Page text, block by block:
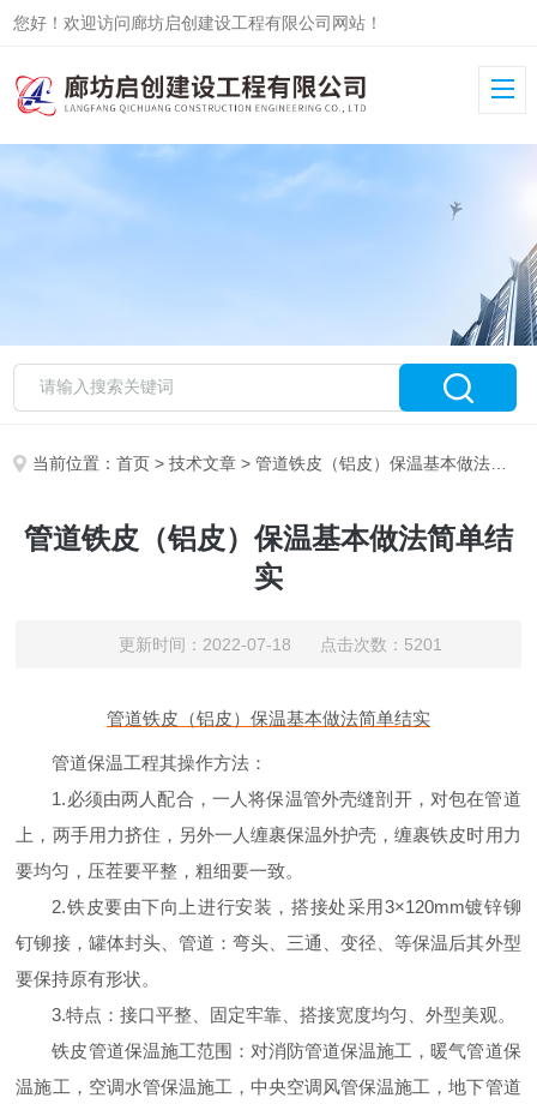
您好！欢迎访问廊坊启创建设工程有限公司网站！
当前位置：首页 >技术文章 > 管道铁皮（铝皮）保温基本做法简单结实
管道铁皮（铝皮）保温基本做法简单结
实
更新时间：2022-07-18 点击次数：5201
管道铁皮（铝皮）保温基本做法简单结实
管道保温工程其操作方法：
1.必须由两人配合，一人将保温管外壳缝剖开，对包在管道
上，两手用力挤住，另外一人缠裹保温外护壳，缠裹铁皮时用力
要均匀，压茬要平整，粗细要一致。
2.铁皮要由下向上进行安装，搭接处采用3×120mm镀锌铆
钉铆接，罐体封头、管道：弯头、三通、变径、等保温后其外型
要保持原有形状。
3.特点：接口平整、固定牢靠、搭接宽度均匀、外型美观。
铁皮管道保温施工范围：对消防管道保温施工，暖气管道保
温施工，空调水管保温施工，中央空调风管保温施工，地下管道